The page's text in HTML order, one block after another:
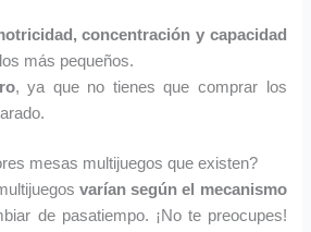
concentración y capacidad
más pequeños.
, ya que no tienes que comprar los
mesas multijuegos que existen?
varían según el mecanismo
de pasatiempo. ¡No te preocupes!